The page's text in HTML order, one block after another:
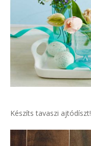
Készíts tavaszi ajtódíszt!